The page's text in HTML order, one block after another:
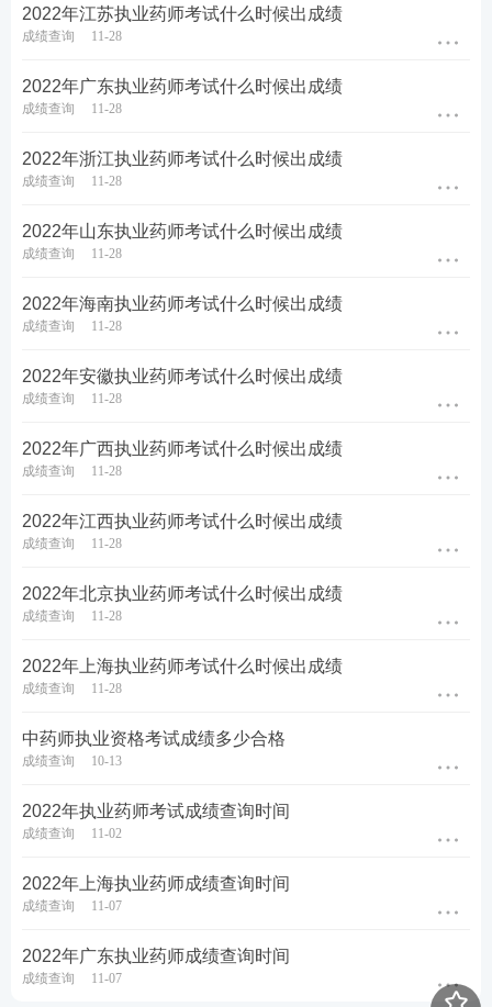
2022年江苏执业药师考试什么时候出成绩
成绩查询 11-28
2022年广东执业药师考试什么时候出成绩
成绩查询 11-28
2022年浙江执业药师考试什么时候出成绩
成绩查询 11-28
2022年山东执业药师考试什么时候出成绩
成绩查询 11-28
2022年海南执业药师考试什么时候出成绩
成绩查询 11-28
2022年安徽执业药师考试什么时候出成绩
成绩查询 11-28
2022年广西执业药师考试什么时候出成绩
成绩查询 11-28
2022年江西执业药师考试什么时候出成绩
成绩查询 11-28
2022年北京执业药师考试什么时候出成绩
成绩查询 11-28
2022年上海执业药师考试什么时候出成绩
成绩查询 11-28
中药师执业资格考试成绩多少合格
成绩查询 10-13
2022年执业药师考试成绩查询时间
成绩查询 11-02
2022年上海执业药师成绩查询时间
成绩查询 11-07
2022年广东执业药师成绩查询时间
成绩查询 11-07